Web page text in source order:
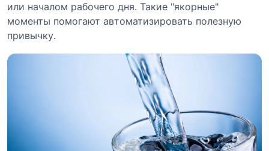
или началом рабочего дня. Такие "якорные"
моменты помогают автоматизировать полезную
привычку.